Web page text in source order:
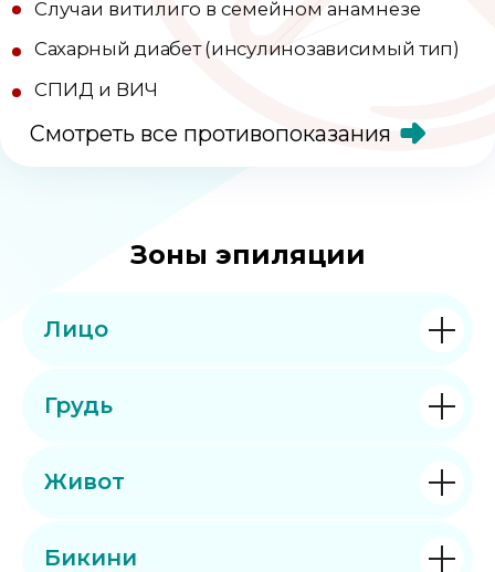
Зоны эпиляции
Лицо
Грудь
Живот
Бикини